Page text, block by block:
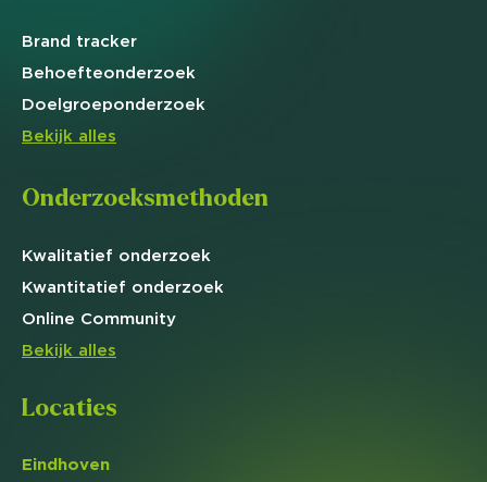
Brand tracker
Behoefteonderzoek
Doelgroeponderzoek
Bekijk alles
Onderzoeksmethoden
Kwalitatief onderzoek
Kwantitatief onderzoek
Online Community
Bekijk alles
Locaties
Eindhoven